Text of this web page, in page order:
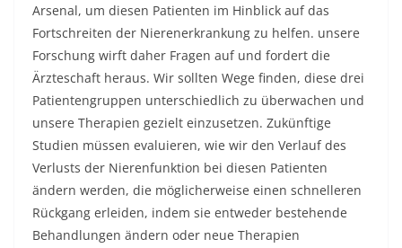
Arsenal, um diesen Patienten im Hinblick auf das
Fortschreiten der Nierenerkrankung zu helfen. unsere
Forschung wirft daher Fragen auf und fordert die
Ärzteschaft heraus. Wir sollten Wege finden, diese drei
Patientengruppen unterschiedlich zu überwachen und
unsere Therapien gezielt einzusetzen. Zukünftige
Studien müssen evaluieren, wie wir den Verlauf des
Verlusts der Nierenfunktion bei diesen Patienten
ändern werden, die möglicherweise einen schnelleren
Rückgang erleiden, indem sie entweder bestehende
Behandlungen ändern oder neue Therapien